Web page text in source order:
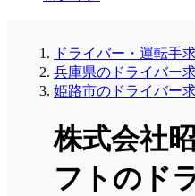
ドライバー・運転手
兵庫県のドライバー
姫路市のドライバー
株式会社
フトのド